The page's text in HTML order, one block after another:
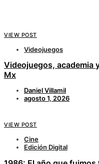
VIEW POST
Videojuegos
Videojuegos, academia
Mx
Daniel Villamil
agosto 1, 2026
VIEW POST
Cine
Edición Digital